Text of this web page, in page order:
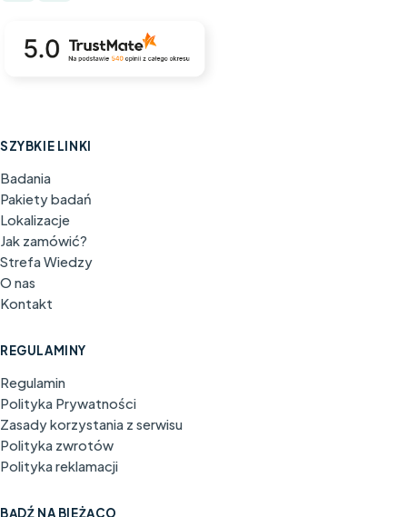
SZYBKIE LINKI
Badania
Pakiety badań
Lokalizacje
Jak zamówić?
Strefa Wiedzy
O nas
Kontakt
REGULAMINY
Regulamin
Polityka Prywatności
Zasady korzystania z serwisu
Polityka zwrotów
Polityka reklamacji
BĄDŹ NA BIEŻĄCO